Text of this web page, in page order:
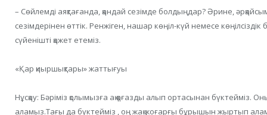
– Сөйлемді аяқтағанда, қандай сезімде болдыңдар? Әрине,
сезімдерінен өттік. Ренжіген, нашар көңіл-күй немесе
сүйенішті қажет етеміз.
«Қар қиыршықтары» жаттығуы
Нұсқау: Бәріміз қолымызға ақ қағазды алып ортасынан
аламыз.Тағы да бүктейміз , оң жақ жоғарғы бұрышын жыртып